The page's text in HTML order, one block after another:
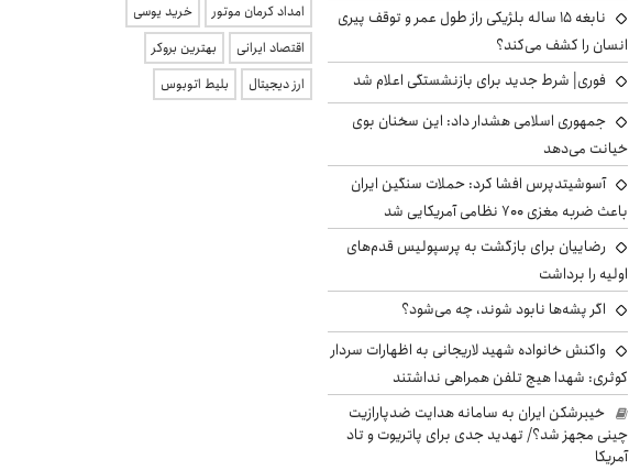
نابغه ۱۵ ساله بلژیکی راز طول عمر و توقف پیری
انسان را کشف می‌کند؟
فوری| شرط جدید برای بازنشستگی اعلام شد
جمهوری اسلامی هشدار داد: این سخنان بوی
خیانت می‌دهد
آسوشیتدپرس افشا کرد: حملات سنگین ایران
باعث ضربه مغزی ۷۰۰ نظامی آمریکایی شد
رضاییان برای بازگشت به پرسپولیس قدم‌های
اولیه را برداشت
اگر پشه‌ها نابود شوند، چه می‌شود؟
واکنش خانواده شهید لاریجانی به اظهارات سردار
کوثری: شهدا هیچ تلفن همراهی نداشتند
خیبرشکن ایران به سامانه هدایت ضدپارازیت
چینی مجهز شد؟/ تهدید جدی برای پاتریوت و تاد
آمریکا
امداد کرمان موتور
خرید یوسی
اقتصاد ایرانی
بهترین بروکر
ارز دیجیتال
بلیط اتوبوس